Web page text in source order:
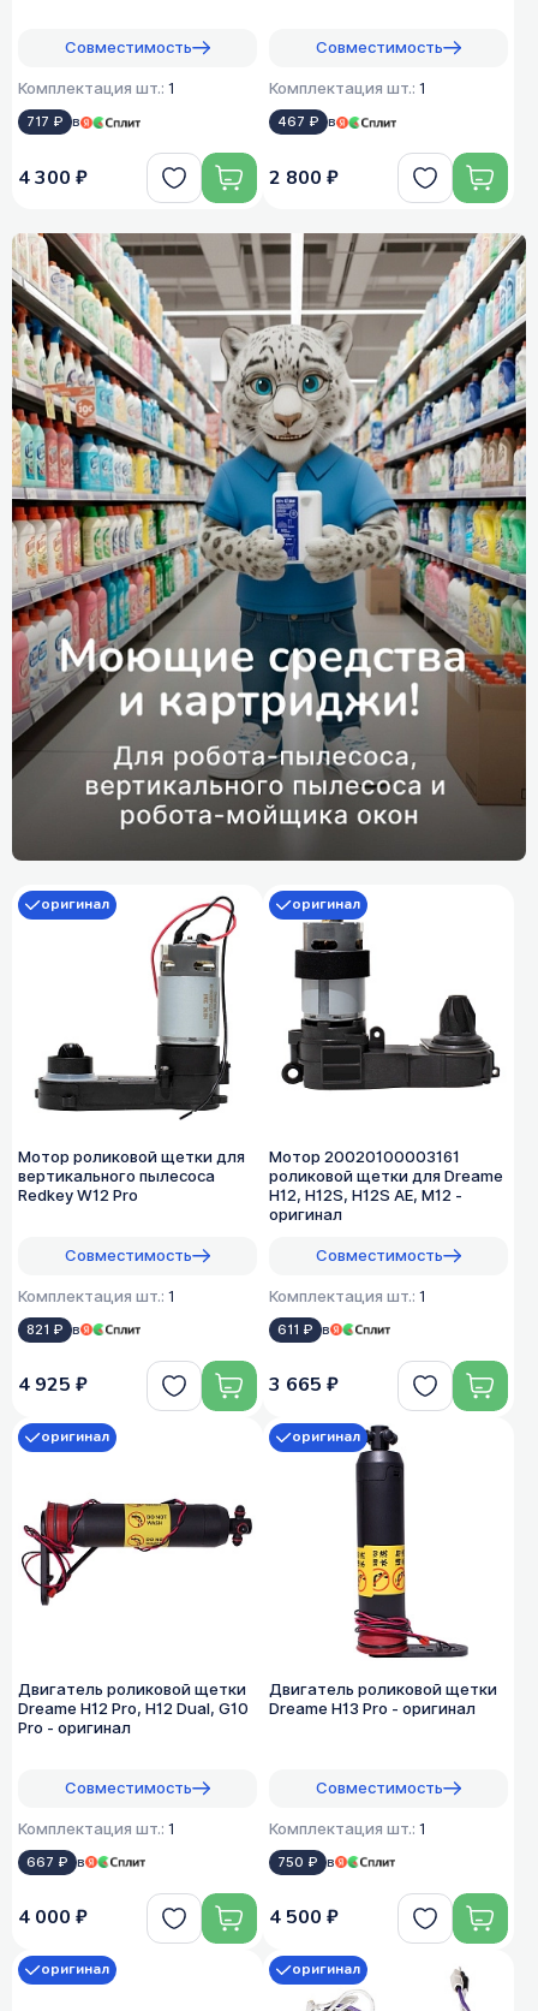
Совместимость
Комплектация шт.: 1
717 ₽ в
4 300 ₽
Совместимость
Комплектация шт.: 1
467 ₽ в
2 800 ₽
Мотор роликовой щетки для
вертикального пылесоса
Redkey W12 Pro
Совместимость
Комплектация шт.: 1
821 ₽ в
оригинал
4 925 ₽
Мотор 20020100003161
роликовой щетки для Dreame
H12, H12S, H12S AE, M12 -
оригинал
Совместимость
Комплектация шт.: 1
611 ₽ в
оригинал
3 665 ₽
Двигатель роликовой щетки
Dreame H12 Pro, H12 Dual, G10
Pro - оригинал
Совместимость
Комплектация шт.: 1
667 ₽ в
оригинал
4 000 ₽
Двигатель роликовой щетки
Dreame H13 Pro - оригинал
Совместимость
Комплектация шт.: 1
750 ₽ в
оригинал
4 500 ₽
оригинал оригинал